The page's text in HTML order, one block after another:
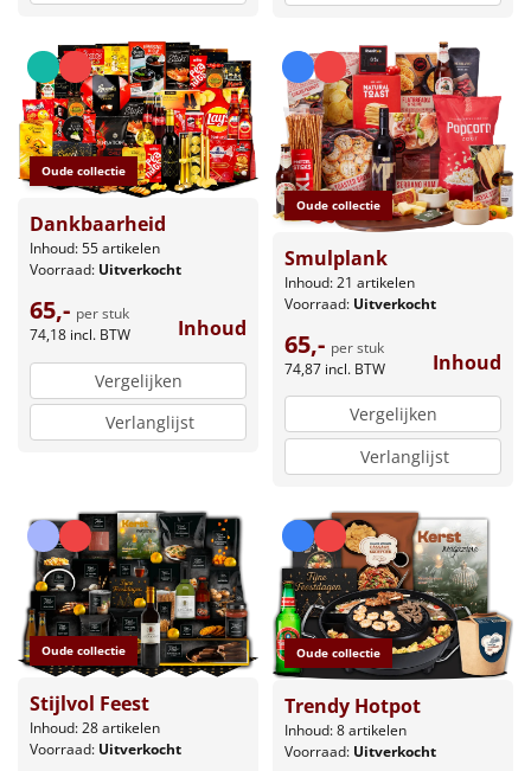
Oude collectie
Dankbaarheid
Inhoud: 55 artikelen
Voorraad: Uitverkocht
65,- per stuk
74,18 incl. BTW Inhoud
Vergelijken
Verlanglijst
Oude collectie
Smulplank
Inhoud: 21 artikelen
Voorraad: Uitverkocht
65,- per stuk
74,87 incl. BTW Inhoud
Vergelijken
Verlanglijst
Oude collectie
Stijlvol Feest
Inhoud: 28 artikelen
Voorraad: Uitverkocht
Oude collectie
Trendy Hotpot
Inhoud: 8 artikelen
Voorraad: Uitverkocht